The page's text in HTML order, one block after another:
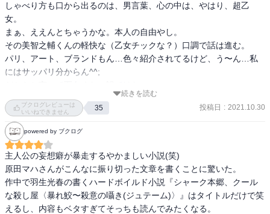
しゃべり方も口から出るのは、男言葉、心の中は、やはり、超乙
女。
まぁ、ええんとちゃうかな。本人の自由やし。
その美智之輔くんの軽快な（乙女チックな？）口調で話は進む。
パリ、アート、ブランドもん…色々紹介されてるけど、う〜ん…私
にはサッパリ分からん^^;
昭和感あるテンポに乗って、挫折、喜びとか色々経験しながら、成
長していく感じは、良い。
途中、ルパン三世ばりの逃亡劇あったりで、飽きさせず。
これ、現実と同時並行の話やってんな。
実際に東京のギャラリーでやってたみたい。
何か、原田マハさんって、行動力が凄いわ。
読後感、爽やか！
ひとりで、コタツの中で、読後感に浸ってます！
続きを読む
ブクログレビューは
いいねできません
35 投稿日 : 2021.10.30
powered by ブクログ
主人公の妄想癖が暴走するやかましい小説(笑)
原田マハさんがこんなに振り切った文章を書くことに驚いた。
作中で羽生光春の書くハードボイルド小説『シャーク本郷、クール
な殺し屋〈暴れ鮫〜殺意の囁き(ジュテーム)〉』はタイトルだけで笑
えるし、内容もベタすぎてそっちも読んでみたくなる。